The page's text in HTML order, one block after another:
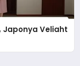
Japonya Veliaht